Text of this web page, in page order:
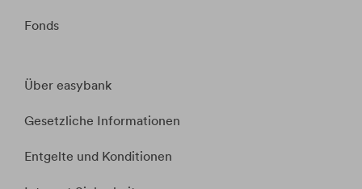
Fonds
Über easybank
Gesetzliche Informationen
Entgelte und Konditionen